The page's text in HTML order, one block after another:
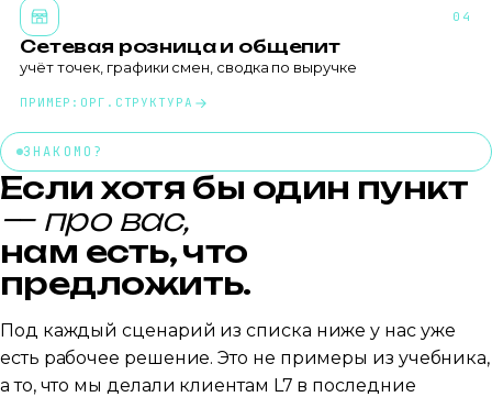
04
Сетевая розница и общепит
учёт точек, графики смен, сводка по выручке
ПРИМЕР: ОРГ.СТРУКТУРА
ЗНАКОМО?
Если хотя бы один пункт
— про вас,
нам есть, что
предложить.
Под каждый сценарий из списка ниже у нас уже
есть рабочее решение. Это не примеры из учебника,
а то, что мы делали клиентам L7 в последние